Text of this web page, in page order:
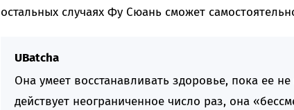
остальных случаях Фу Сюань сможет
UBatcha
Она умеет восстанавливать здоровье, пока ее
действует неограниченное число раз, она